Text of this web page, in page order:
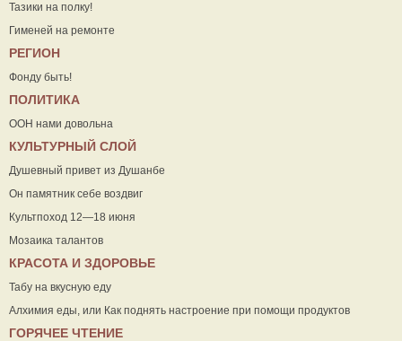
Тазики на полку!
Гименей на ремонте
РЕГИОН
Фонду быть!
ПОЛИТИКА
ООН нами довольна
КУЛЬТУРНЫЙ СЛОЙ
Душевный привет из Душанбе
Он памятник себе воздвиг
Культпоход 12—18 июня
Мозаика талантов
КРАСОТА И ЗДОРОВЬЕ
Табу на вкусную еду
Алхимия еды, или Как поднять настроение при помощи продуктов
ГОРЯЧЕЕ ЧТЕНИЕ